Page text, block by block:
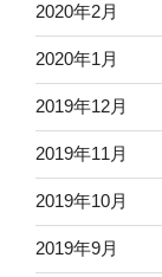
2020年2月
2020年1月
2019年12月
2019年11月
2019年10月
2019年9月